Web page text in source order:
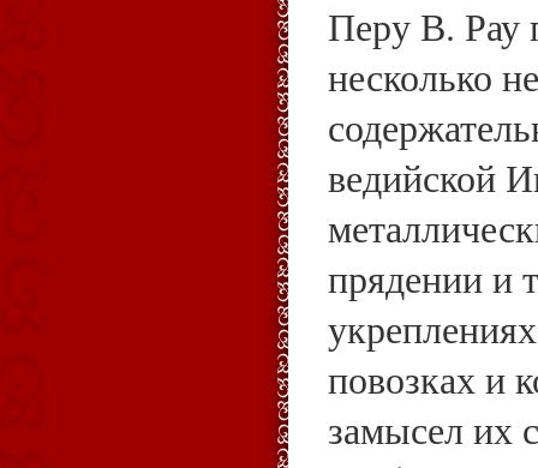
Перу В. Рау
несколько
ведийской
прядении и
повозках и
замысел их